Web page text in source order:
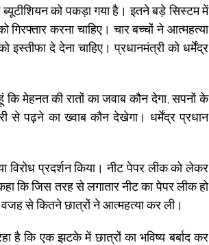
को पकड़ा गया है। इतने बड़े सिस्टम में
करना चाहिए। चार बच्चों ने आत्महत्या
दे देना चाहिए। प्रधानमंत्री को धर्मेंद्र
मेहनत की रातों का जवाब कौन देगा, सपनों के
से पढ़ने का ख्वाब कौन देखेगा। धर्मेंद्र प्रधान
प्रदर्शन किया। नीट पेपर लीक को लेकर
कि जिस तरह से लगातार नीट का पेपर लीक हो
से कितने छात्रों ने आत्महत्या कर ली।
है कि एक झटके में छात्रों का भविष्य बर्बाद कर